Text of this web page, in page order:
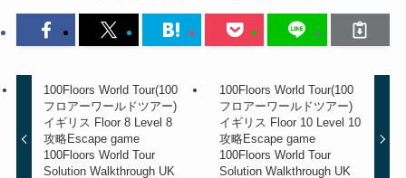
100Floors World Tour(100
フロアーワールドツアー)
イギリス Floor 8 Level 8
攻略 Escape game
100Floors World Tour
Solution Walkthrough UK
100Floors World Tour(100
フロアーワールドツアー)
イギリス Floor 10 Level 10
攻略 Escape game
100Floors World Tour
Solution Walkthrough UK